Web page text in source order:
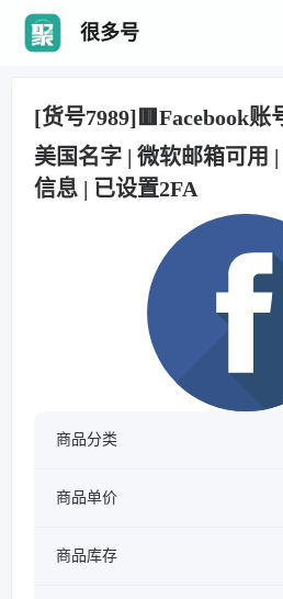
很多号
[货号7989]🟥Facebook账
美国名字 | 微软邮箱可用
信息 | 已设置2FA
商品分类
商品单价
商品库存